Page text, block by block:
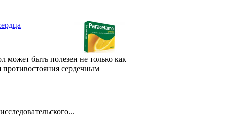
может быть полезен не только как
противостояния сердечным